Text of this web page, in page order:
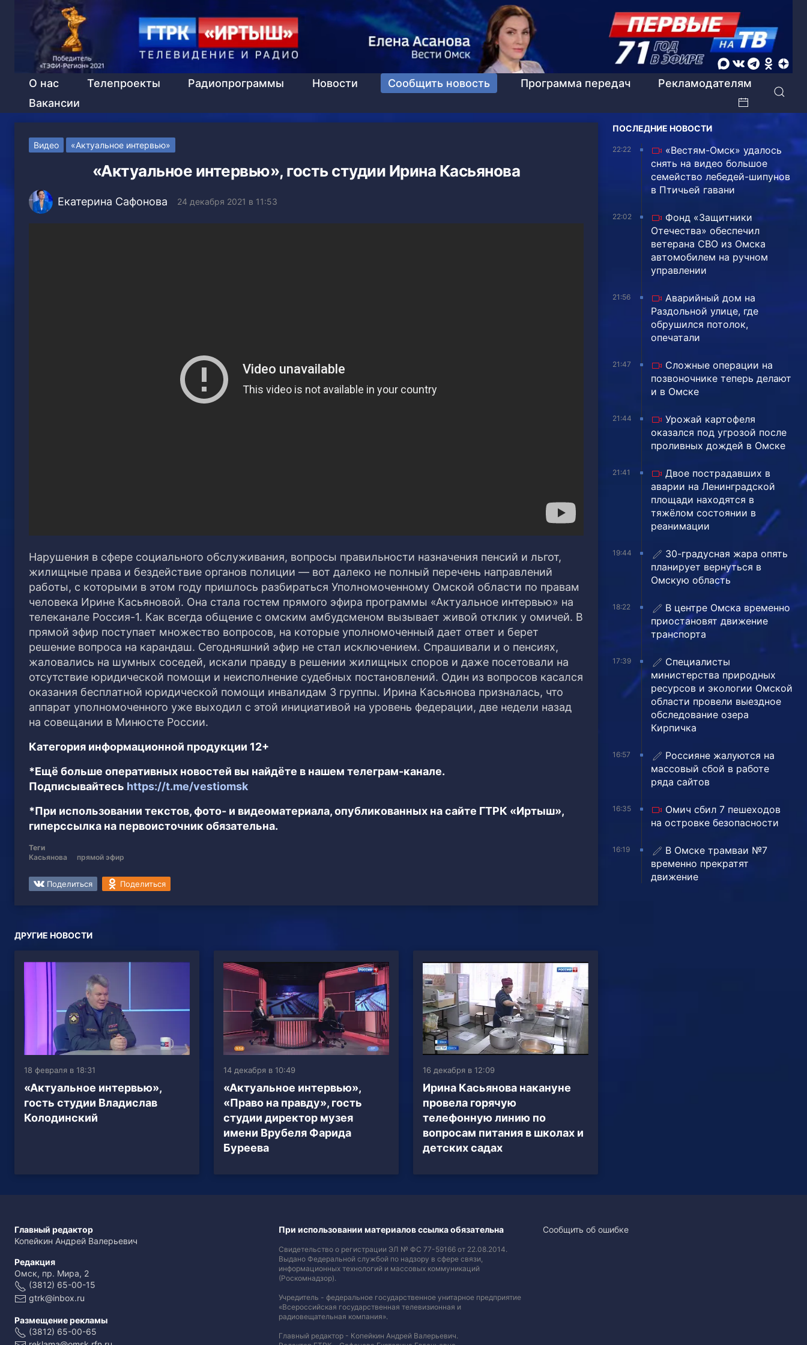
О нас Телепроекты Радиопрограммы Новости Сообщить новость Программа передач
Рекламодателям
Вакансии
Видео «Актуальное интервью»
«Актуальное интервью», гость студии Ирина Касьянова
Екатерина Сафонова 24 декабря 2021 в 11:53
Нарушения в сфере социального обслуживания, вопросы правильности назначения пенсий и льгот,
жилищные права и бездействие органов полиции — вот далеко не полный перечень направлений
работы, с которыми в этом году пришлось разбираться Уполномоченному Омской области по правам
человека Ирине Касьяновой. Она стала гостем прямого эфира программы «Актуальное интервью» на
телеканале Россия-1. Как всегда общение с омским амбудсменом вызывает живой отклик у омичей. В
прямой эфир поступает множество вопросов, на которые уполномоченный дает ответ и берет
решение вопроса на карандаш. Сегодняшний эфир не стал исключением. Спрашивали и о пенсиях,
жаловались на шумных соседей, искали правду в решении жилищных споров и даже посетовали на
отсутствие юридической помощи и неисполнение судебных постановлений. Один из вопросов касался
оказания бесплатной юридической помощи инвалидам 3 группы. Ирина Касьянова призналась, что
аппарат уполномоченного уже выходил с этой инициативой на уровень федерации, две недели назад
на совещании в Минюсте России.
Категория информационной продукции 12+
*Ещё больше оперативных новостей вы найдёте в нашем телеграм-канале.
Подписывайтесь https://t.me/vestiomsk
*При использовании текстов, фото- и видеоматериала, опубликованных на сайте ГТРК «Иртыш»,
гиперссылка на первоисточник обязательна.
Теги
Касьянова
прямой эфир
Поделиться Поделиться
ДРУГИЕ НОВОСТИ
18 февраля в 18:31
«Актуальное интервью»,
гость студии Владислав
Колодинский
14 декабря в 10:49
«Актуальное интервью»,
«Право на правду», гость
студии директор музея
имени Врубеля Фарида
Буреева
16 декабря в 12:09
Ирина Касьянова накануне
провела горячую
телефонную линию по
вопросам питания в школах и
детских садах
ПОСЛЕДНИЕ НОВОСТИ
22:22
«Вестям-Омск» удалось
снять на видео большое
семейство лебедей-шипунов
в Птичьей гавани
22:02
Фонд «Защитники
Отечества» обеспечил
ветерана СВО из Омска
автомобилем на ручном
управлении
21:56
Аварийный дом на
Раздольной улице, где
обрушился потолок,
опечатали
21:47
Сложные операции на
позвоночнике теперь делают
и в Омске
21:44
Урожай картофеля
оказался под угрозой после
проливных дождей в Омске
21:41
Двое пострадавших в
аварии на Ленинградской
площади находятся в
тяжёлом состоянии в
реанимации
19:44
30-градусная жара опять
планирует вернуться в
Омскую область
18:22
В центре Омска временно
приостановят движение
транспорта
17:39
Специалисты
министерства природных
ресурсов и экологии Омской
области провели выездное
обследование озера
Кирпичка
16:57
Россияне жалуются на
массовый сбой в работе
ряда сайтов
16:35
Омич сбил 7 пешеходов
на островке безопасности
16:19
В Омске трамваи №7
временно прекратят
движение
Главный редактор
Копейкин Андрей Валерьевич
Редакция
Омск, пр. Мира, 2
(3812) 65-00-15
gtrk@inbox.ru
Размещение рекламы
(3812) 65-00-65
При использовании материалов ссылка обязательна
Свидетельство о регистрации ЭЛ № ФС 77-59166 от 22.08.2014.
Выдано Федеральной службой по надзору в сфере связи,
информационных технологий и массовых коммуникаций
(Роскомнадзор).
Учредитель - федеральное государственное унитарное предприятие
«Всероссийская государственная телевизионная и
радиовещательная компания».
Главный редактор - Копейкин Андрей Валерьевич.
Сообщить об ошибке